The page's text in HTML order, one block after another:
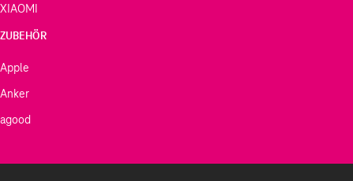
XIAOMI
ZUBEHÖR
Apple
Anker
agood